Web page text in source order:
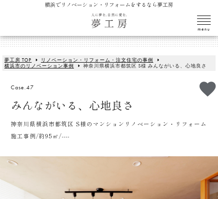
横浜でリノベーション・リフォームをするなら夢工房
夢工房 TOP
リノベーション・リフォーム・注文住宅の事例
横浜市のリノベーション事例
神奈川県横浜市都筑区 S様 みんながいる、心地良さ
Case.47
みんながいる、心地良さ
神奈川県横浜市都筑区 S様のマンションリノベーション・リフォーム
施工事例/約95㎡/----